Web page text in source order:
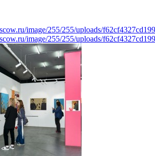
image/255/255/uploads/
image/255/255/uploads/